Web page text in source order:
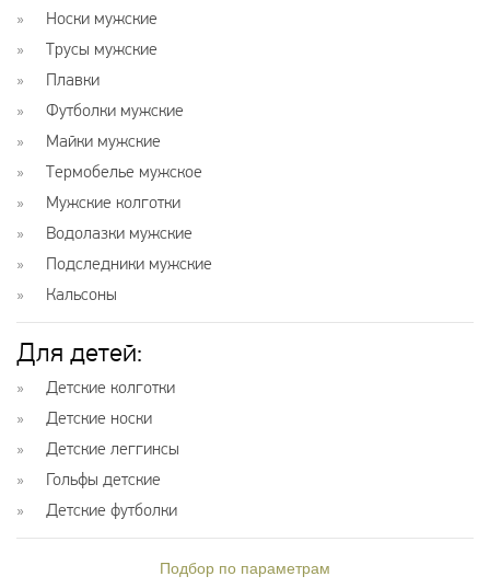
Носки мужские
Трусы мужские
Плавки
Футболки мужские
Майки мужские
Термобелье мужское
Мужские колготки
Водолазки мужские
Подследники мужские
Кальсоны
Для детей:
Детские колготки
Детские носки
Детские леггинсы
Гольфы детские
Детские футболки
Подбор по параметрам